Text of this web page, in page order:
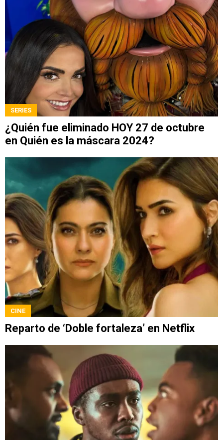
SERIES
¿Quién fue eliminado HOY 27 de octubre
en Quién es la máscara 2024?
CINE
Reparto de ‘Doble fortaleza’ en Netflix